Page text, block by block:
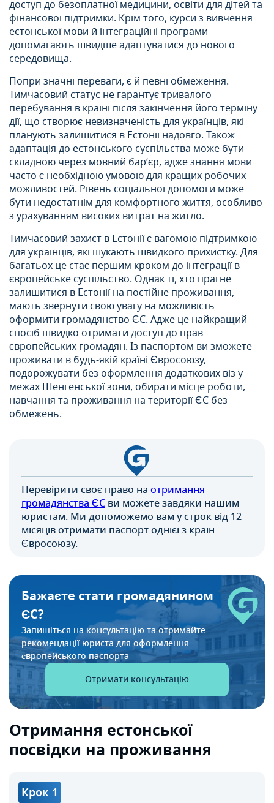
доступ до безоплатної медицини, освіти для дітей та
фінансової підтримки. Крім того, курси з вивчення
естонської мови й інтеграційні програми
допомагають швидше адаптуватися до нового
середовища.
Попри значні переваги, є й певні обмеження.
Тимчасовий статус не гарантує тривалого
перебування в країні після закінчення його терміну
дії, що створює невизначеність для українців, які
планують залишитися в Естонії надовго. Також
адаптація до естонського суспільства може бути
складною через мовний бар’єр, адже знання мови
часто є необхідною умовою для кращих робочих
можливостей. Рівень соціальної допомоги може
бути недостатнім для комфортного життя, особливо
з урахуванням високих витрат на житло.
Тимчасовий захист в Естонії є вагомою підтримкою
для українців, які шукають швидкого прихистку. Для
багатьох це стає першим кроком до інтеграції в
європейське суспільство. Однак ті, хто прагне
залишитися в Естонії на постійне проживання,
мають звернути свою увагу на можливість
оформити громадянство ЄС. Адже це найкращий
спосіб швидко отримати доступ до прав
європейських громадян. Із паспортом ви зможете
проживати в будь-якій країні Євросоюзу,
подорожувати без оформлення додаткових віз у
межах Шенгенської зони, обирати місце роботи,
навчання та проживання на території ЄС без
обмежень.
Перевірити своє право на отримання
громадянства ЄС ви можете завдяки нашим
юристам. Ми допоможемо вам у строк від 12
місяців отримати паспорт однієї з країн
Євросоюзу.
Бажаєте стати громадянином
ЄС?
Запишіться на консультацію та отримайте
рекомендаціїюриста для оформлення
європейського паспорта
Отримати консультацію
Отримання естонської
посвідки на проживання
Крок 1